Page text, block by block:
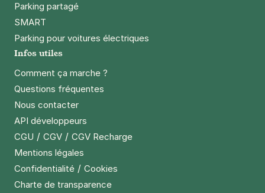
Parking partagé
SMART
Parking pour voitures électriques
Infos utiles
Comment ça marche ?
Questions fréquentes
Nous contacter
API développeurs
CGU / CGV / CGV Recharge
Mentions légales
Confidentialité / Cookies
Charte de transparence